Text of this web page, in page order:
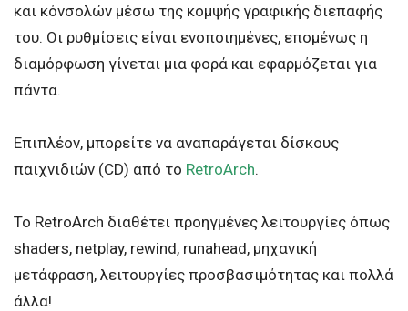
και κόνσολών μέσω της κομψής γραφικής διεπαφής
του. Οι ρυθμίσεις είναι ενοποιημένες, επομένως η
διαμόρφωση γίνεται μια φορά και εφαρμόζεται για
πάντα.
Επιπλέον, μπορείτε να αναπαράγεται δίσκους
παιχνιδιών (CD) από το RetroArch.
Το RetroArch διαθέτει προηγμένες λειτουργίες όπως
shaders, netplay, rewind, runahead, μηχανική
μετάφραση, λειτουργίες προσβασιμότητας και πολλά
άλλα!